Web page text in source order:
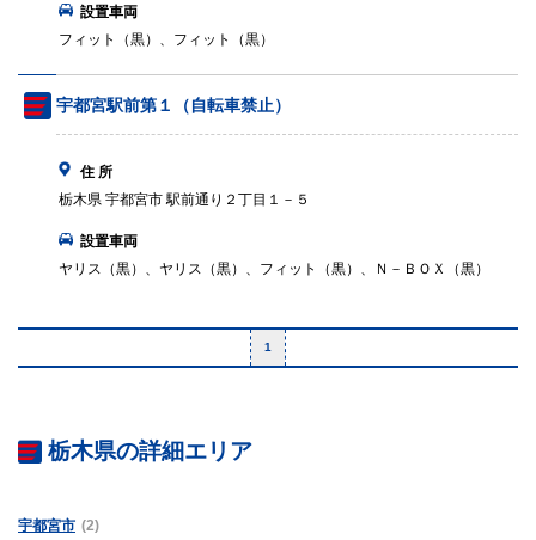
設置車両
フィット（黒）、フィット（黒）
宇都宮駅前第１（自転車禁止）
住 所
栃木県 宇都宮市 駅前通り２丁目１－５
設置車両
ヤリス（黒）、ヤリス（黒）、フィット（黒）、Ｎ－ＢＯＸ（黒）
1
栃木県の詳細エリア
宇都宮市 (2)